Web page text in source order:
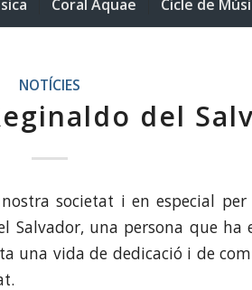
Coral Aquae Cicle de
NOTÍCIES
del
societat i en especial
Salvador, una persona que ha
una vida de dedicació i de